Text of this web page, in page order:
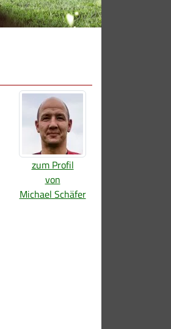
zum Profil
von
Michael Schäfer